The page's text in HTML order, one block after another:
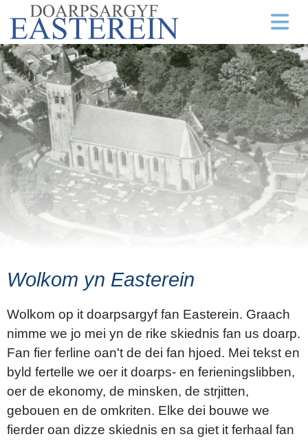
Wolkom yn Easterein
Wolkom op it doarpsargyf fan Easterein. Graach
nimme we jo mei yn de rike skiednis fan us doarp.
Fan fier ferline oan't de dei fan hjoed. Mei tekst en
byld fertelle we oer it doarps- en ferieningslibben,
oer de ekonomy, de minsken, de strjitten,
gebouen en de omkriten. Elke dei bouwe we
fierder oan dizze skiednis en sa giet it ferhaal fan